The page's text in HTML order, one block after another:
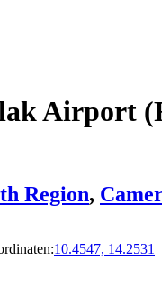
Airport
Region,
10.4547, 14.2531